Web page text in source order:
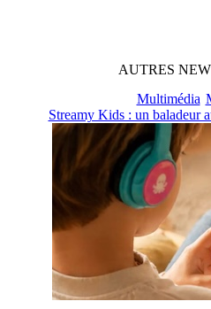
AUTRES
Multimédia
Streamy Kids : un baladeur